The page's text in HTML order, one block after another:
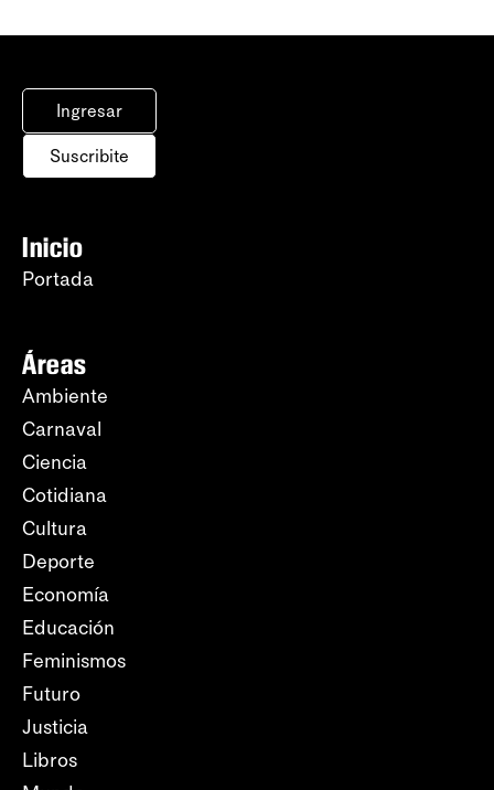
Ingresar
Suscribite
Inicio
Portada
Áreas
Ambiente
Carnaval
Ciencia
Cotidiana
Cultura
Deporte
Economía
Educación
Feminismos
Futuro
Justicia
Libros